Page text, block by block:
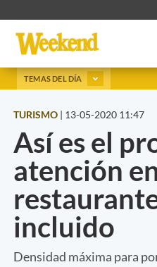
TEMAS DEL DÍA
TURISMO | 13-05-2020 11:47
Así es el
atención
incluido
Densidad máxima para